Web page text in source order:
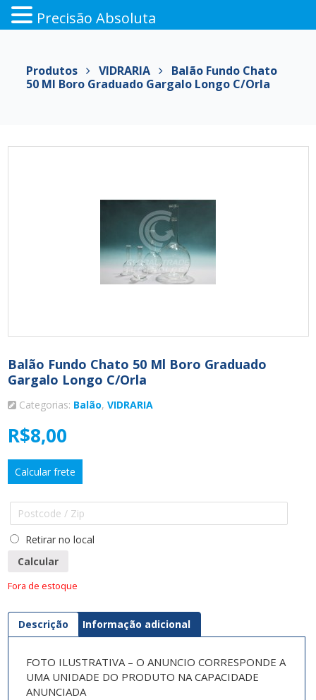
conteúdo
Produtos VIDRARIA
Balão Fundo Chato
50 Ml Boro Graduado Gargalo Longo C/orla
Balão Fundo Chato 50 Ml Boro Graduado
Gargalo Longo C/orla
Categorias: Balão, VIDRARIA
R$8,00
Calcular frete
Retirar no local
Calcular
Fora de estoque
Descrição Informação adicional
FOTO ILUSTRATIVA – O ANUNCIO CORRESPONDE A
UMA UNIDADE DO PRODUTO NA CAPACIDADE
ANUNCIADA
Precisão Absoluta